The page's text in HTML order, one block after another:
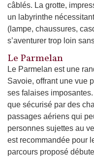
câblés. La grotte,
un labyrinthe
(lampe, chaussures,
s’aventurer trop loin
Le Parmelan
Le Parmelan est une
Savoie, offrant une vue
ses falaises
que sécurisé par des
passages aériens qui
personnes sujettes au
est recommandée pour
parcours proposé